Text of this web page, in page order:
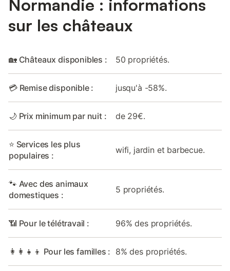
Normandie : informations
sur les châteaux
🏡 Châteaux disponibles : 50 propriétés.
💳 Remise disponible : jusqu'à -58%.
🌙 Prix minimum par nuit : de 29€.
⭐ Services les plus
populaires :
wifi, jardin et barbecue.
🐾 Avec des animaux
domestiques :
5 propriétés.
📶 Pour le télétravail : 96% des propriétés.
👩‍👩‍👧‍👦 Pour les familles : 8% des propriétés.